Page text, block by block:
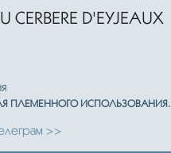
CERBERE D'EYJEAUX
ПЛЕМЕННОГО ИСПОЛЬЗОВАНИЯ.
>>